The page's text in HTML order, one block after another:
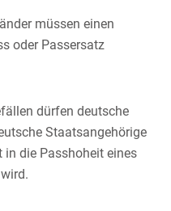
müssen einen
oder Passersatz
dürfen deutsche
Staatsangehörige
in die Passhoheit eines